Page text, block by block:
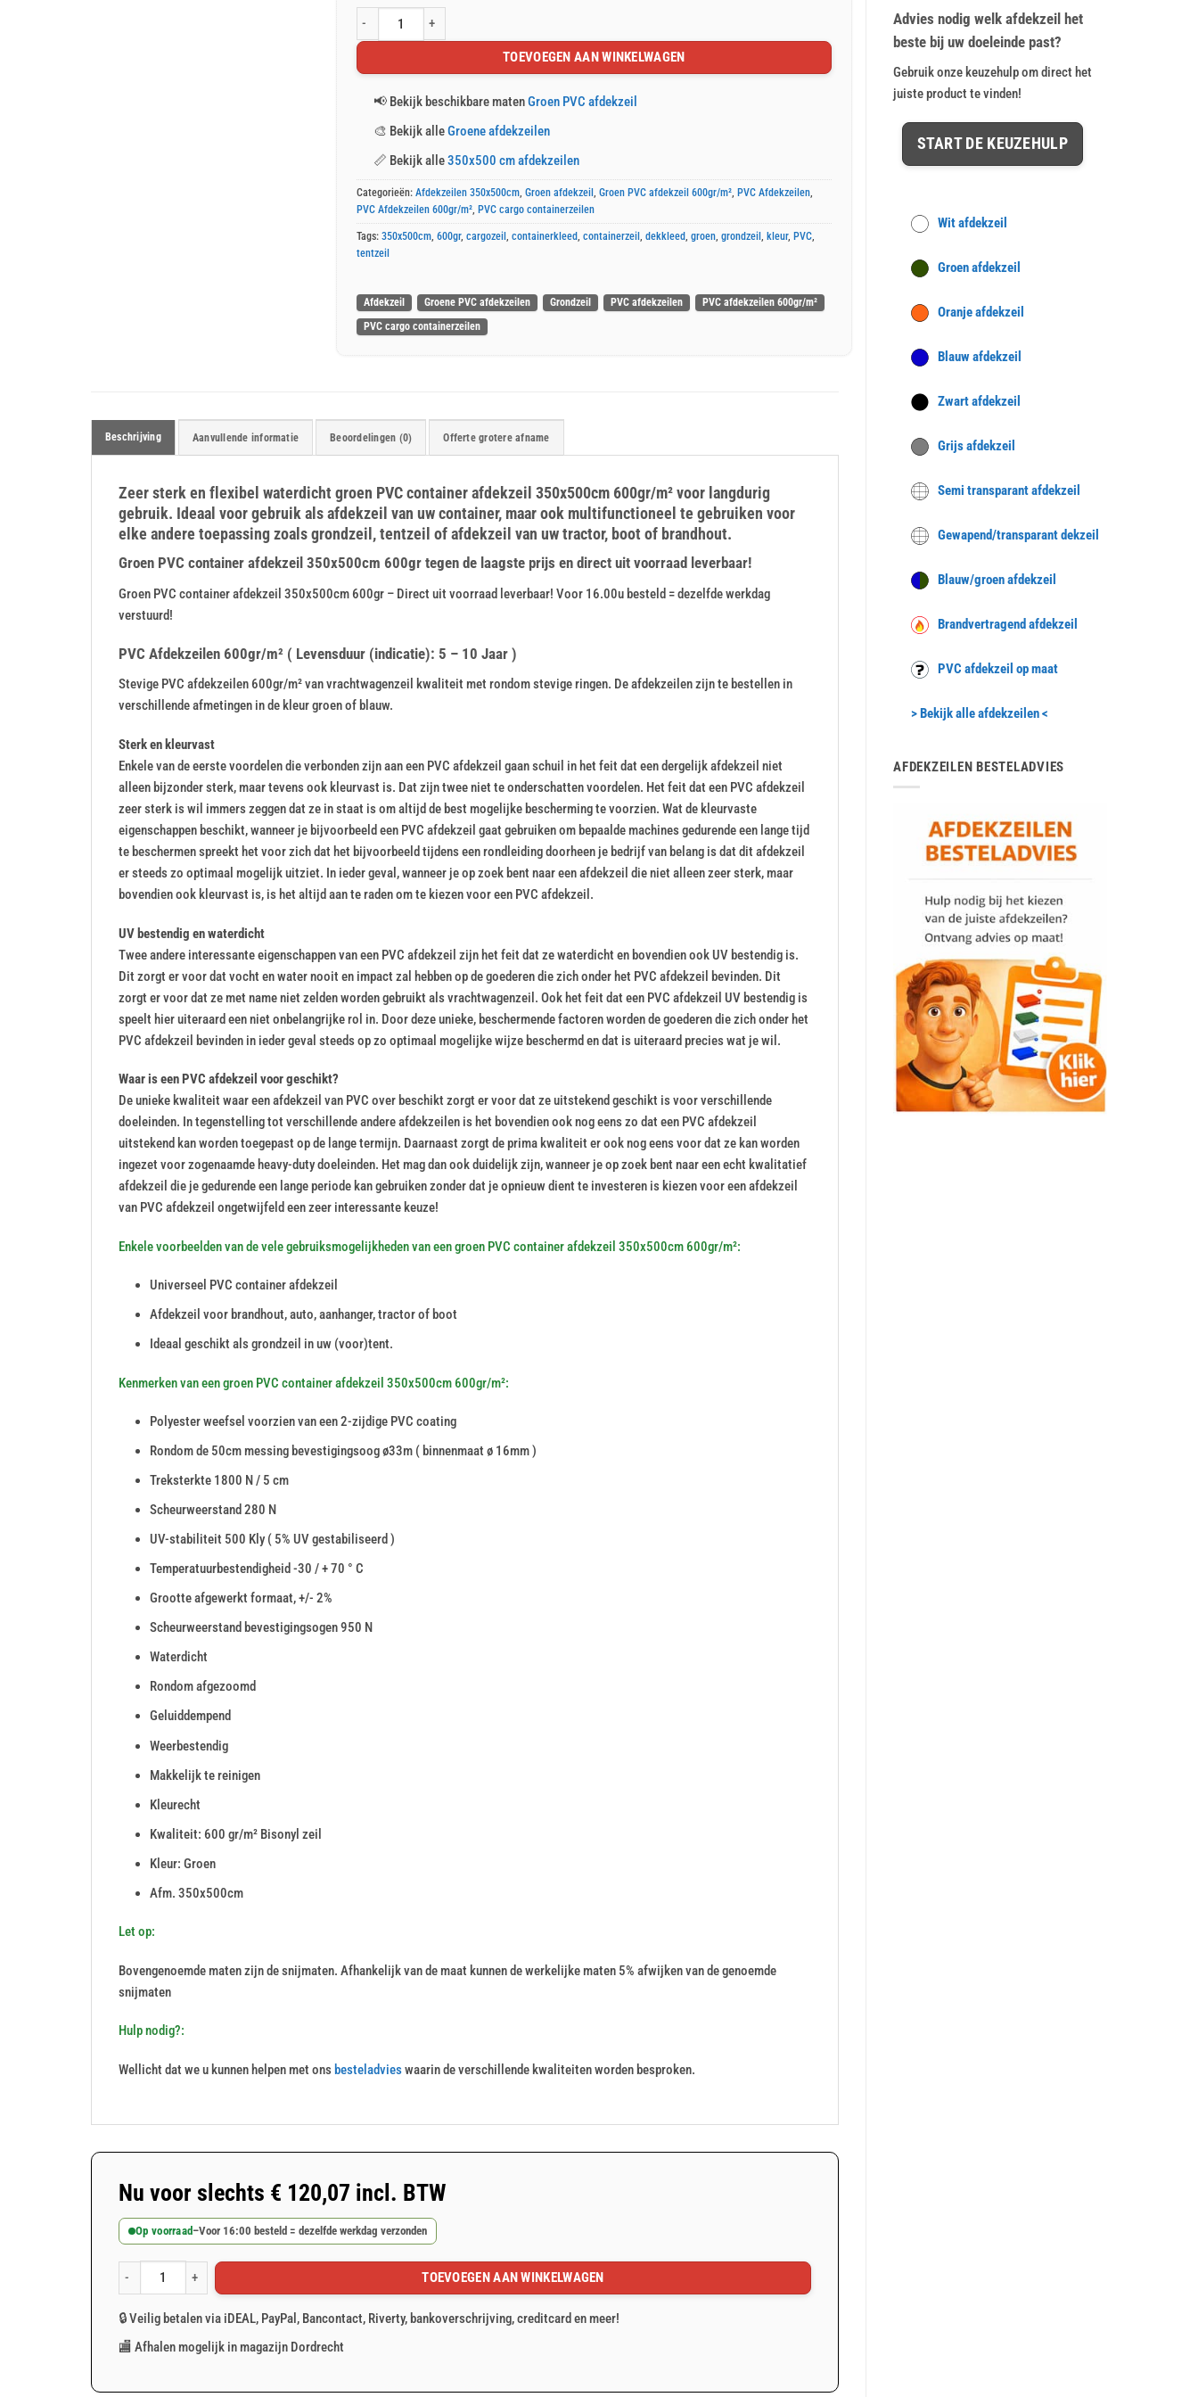
Advies nodig welk afdekzeil het
beste bij uw doeleinde past?
Gebruik onze keuzehulp om direct het
juiste product te vinden!
START DE KEUZEHULP
Wit afdekzeil
Groen afdekzeil
Oranje afdekzeil
Blauw afdekzeil
Zwart afdekzeil
Grijs afdekzeil
Semi transparant afdekzeil
Gewapend/transparant dekzeil
Blauw/groen afdekzeil
Brandvertragend afdekzeil
PVC afdekzeil op maat
> Bekijk alle afdekzeilen <
AFDEKZEILEN BESTELADVIES
Groen PVC container afdekzeil 350x500cm 600gr/m² aantal
TOEVOEGEN AAN WINKELWAGEN
📢 Bekijk beschikbare matenGroen PVC afdekzeil
🎨 Bekijk alleGroene afdekzeilen
📏 Bekijk alle350x500 cm afdekzeilen
Categorieën: Afdekzeilen 350x500cm, Groen afdekzeil , Groen PVC afdekzeil 600gr/m², PVC Afdekzeilen,
PVC Afdekzeilen 600gr/m², PVC cargo containerzeilen
Tags: 350x500cm, 600gr, cargozeil , containerkleed, containerzeil , dekkleed, groen, grondzeil , kleur, PVC,
tentzeil
Afdekzeil Groene PVC afdekzeilen Grondzeil PVC afdekzeilen
PVC afdekzeilen 600gr/m²
PVC cargo containerzeilen
Beschrijving Aanvullende informatie Beoordelingen (0) Offerte grotere afname
Zeer sterk en flexibel waterdicht groen PVC container afdekzeil 350x500cm 600gr/m² voor langdurig
gebruik. Ideaal voor gebruik als afdekzeil van uw container, maar ook multifunctioneel te gebruiken voor
elke andere toepassing zoals grondzeil, tentzeil of afdekzeil van uw tractor, boot of brandhout.
Groen PVC container afdekzeil 350x500cm 600gr tegen de laagste prijs en direct uit voorraad leverbaar!
Groen PVC container afdekzeil 350x500cm 600gr – Direct uit voorraad leverbaar! Voor 16.00u besteld = dezelfde werkdag
verstuurd!
PVC Afdekzeilen 600gr/m² ( Levensduur (indicatie): 5 – 10 Jaar )
Stevige PVC afdekzeilen 600gr/m² van vrachtwagenzeil kwaliteit met rondom stevige ringen. De afdekzeilen zijn te bestellen in
verschillende afmetingen in de kleur groen of blauw.
Sterk en kleurvast
Enkele van de eerste voordelen die verbonden zijn aan een PVC afdekzeil gaan schuil in het feit dat een dergelijk afdekzeil niet
alleen bijzonder sterk, maar tevens ook kleurvast is. Dat zijn twee niet te onderschatten voordelen. Het feit dat een PVC afdekzeil
zeer sterk is wil immers zeggen dat ze in staat is om altijd de best mogelijke bescherming te voorzien. Wat de kleurvaste
eigenschappen beschikt, wanneer je bijvoorbeeld een PVC afdekzeil gaat gebruiken om bepaalde machines gedurende een lange tijd
te beschermen spreekt het voor zich dat het bijvoorbeeld tijdens een rondleiding doorheen je bedrijf van belang is dat dit afdekzeil
er steeds zo optimaal mogelijk uitziet. In ieder geval, wanneer je op zoek bent naar een afdekzeil die niet alleen zeer sterk, maar
bovendien ook kleurvast is, is het altijd aan te raden om te kiezen voor een PVC afdekzeil.
UV bestendig en waterdicht
Twee andere interessante eigenschappen van een PVC afdekzeil zijn het feit dat ze waterdicht en bovendien ook UV bestendig is.
Dit zorgt er voor dat vocht en water nooit en impact zal hebben op de goederen die zich onder het PVC afdekzeil bevinden. Dit
zorgt er voor dat ze met name niet zelden worden gebruikt als vrachtwagenzeil. Ook het feit dat een PVC afdekzeil UV bestendig is
speelt hier uiteraard een niet onbelangrijke rol in. Door deze unieke, beschermende factoren worden de goederen die zich onder het
PVC afdekzeil bevinden in ieder geval steeds op zo optimaal mogelijke wijze beschermd en dat is uiteraard precies wat je wil.
Waar is een PVC afdekzeil voor geschikt?
De unieke kwaliteit waar een afdekzeil van PVC over beschikt zorgt er voor dat ze uitstekend geschikt is voor verschillende
doeleinden. In tegenstelling tot verschillende andere afdekzeilen is het bovendien ook nog eens zo dat een PVC afdekzeil
uitstekend kan worden toegepast op de lange termijn. Daarnaast zorgt de prima kwaliteit er ook nog eens voor dat ze kan worden
ingezet voor zogenaamde heavy-duty doeleinden. Het mag dan ook duidelijk zijn, wanneer je op zoek bent naar een echt kwalitatief
afdekzeil die je gedurende een lange periode kan gebruiken zonder dat je opnieuw dient te investeren is kiezen voor een afdekzeil
van PVC afdekzeil ongetwijfeld een zeer interessante keuze!
Enkele voorbeelden van de vele gebruiksmogelijkheden van een groen PVC container afdekzeil 350x500cm 600gr/m²:
Universeel PVC container afdekzeil
Afdekzeil voor brandhout, auto, aanhanger, tractor of boot
Ideaal geschikt als grondzeil in uw (voor)tent.
Kenmerken van een groen PVC container afdekzeil 350x500cm 600gr/m²:
Polyester weefsel voorzien van een 2-zijdige PVC coating
Rondom de 50cm messing bevestigingsoog ø33m ( binnenmaat ø 16mm )
Treksterkte 1800 N / 5 cm
Scheurweerstand 280 N
UV-stabiliteit 500 Kly ( 5% UV gestabiliseerd )
Temperatuurbestendigheid -30 / + 70 ° C
Grootte afgewerkt formaat, +/- 2%
Scheurweerstand bevestigingsogen 950 N
Waterdicht
Rondom afgezoomd
Geluiddempend
Weerbestendig
Makkelijk te reinigen
Kleurecht
Kwaliteit: 600 gr/m² Bisonyl zeil
Kleur: Groen
Afm. 350x500cm
Let op:
Bovengenoemde maten zijn de snijmaten. Afhankelijk van de maat kunnen de werkelijke maten 5% afwijken van de genoemde
snijmaten
Hulp nodig?:
Wellicht dat we u kunnen helpen met ons besteladvieswaarin de verschillende kwaliteiten worden besproken.
Nu voor slechts € 120,07 incl. BTW
Op voorraad –Voor 16:00 besteld = dezelfde werkdag verzonden
Groen PVC container afdekzeil 350x500cm 600gr/m² aantal TOEVOEGEN AAN WINKELWAGEN
🔒 Veilig betalen via iDEAL, PayPal, Bancontact, Riverty, bankoverschrijving, creditcard en meer!
🏬 Afhalen mogelijk in magazijn Dordrecht